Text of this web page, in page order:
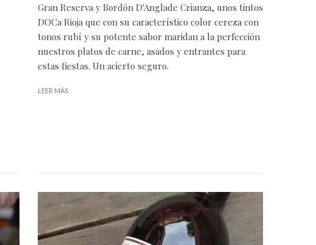
Gran Reserva y Bordón D'Anglade Crianza, unos tintos
DOCa Rioja que con su característico color cereza con
tonos rubí y su potente sabor maridan a la perfección
nuestros platos de carne, asados y entrantes para
estas fiestas. Un acierto seguro.
LEER MÁS